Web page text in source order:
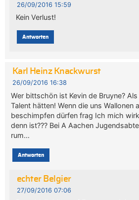
26/09/2016 15:59
Kein Verlust!
Antworten
Karl Heinz Knackwurst
26/09/2016 16:38
Wer bittschön ist Kevin de Bruyne?
Talent hätten! Wenn die uns Wallonen
beschimpfen dürfen frag Ich mich
denn ist??? Bei A Aachen
rum…
Antworten
echter Belgier
27/09/2016 07:06